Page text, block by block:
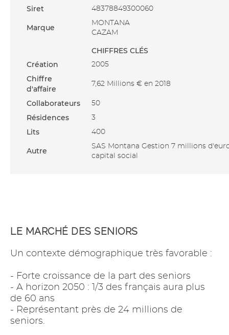
Siret 48378849300060
Marque
MONTANA
CAZAM
CHIFFRES CLÉS
Création
2005
Chiffre
d'affaire
7,62 Millions € en 2018
Collaborateurs 50
Résidences 3
Lits 400
Autre
SAS Montana Gestion 7 millions
capital social
LE MARCHÉ DES SENIORS
Un contexte démographique très favorable :
- Forte croissance de la part des seniors
- A horizon 2050 : 1/3 des français aura plus
de 60 ans
- Représentant près de 24 millions de
seniors.